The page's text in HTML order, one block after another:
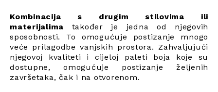
Kombinacija s drugim stilovima ili
materijalima također je jedna od njegovih
sposobnosti. To omogućuje postizanje mnogo
veće prilagodbe vanjskih prostora. Zahvaljujući
njegovoj kvaliteti i cijeloj paleti boja koje su
dostupne, omogućuje postizanje željenih
završetaka, čak i na otvorenom.